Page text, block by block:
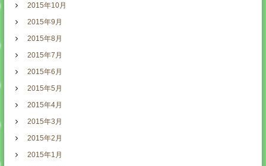
2015年10月
2015年9月
2015年8月
2015年7月
2015年6月
2015年5月
2015年4月
2015年3月
2015年2月
2015年1月